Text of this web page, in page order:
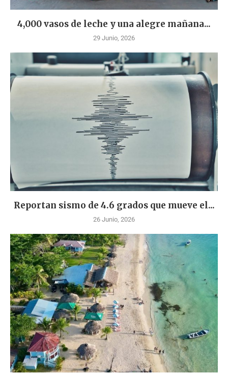
4,000 vasos de leche y una alegre mañana...
29 Junio, 2026
Reportan sismo de 4.6 grados que mueve el...
26 Junio, 2026